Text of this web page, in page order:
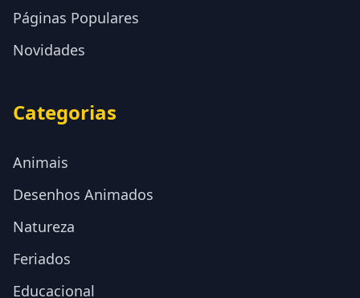
Páginas Populares
Novidades
Categorias
Animais
Desenhos Animados
Natureza
Feriados
Educacional